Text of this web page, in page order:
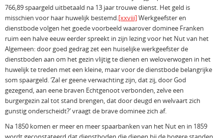
766,89 spaargeld uitbetaald na 13 jaar trouwe dienst. Het geld is
misschien voor haar huwelijk bestemd.[xxviii]Werkgeefster en
dienstbode volgen het goede voorbeeld waarover dominee Franken
ruim een halve eeuw eerder spreekt in zijn lezing voor het Nut van het
Algemeen: door goed gedrag zet een huiselijke werk­geefster de
dienstboden aan om het gezin vlijtig te dienen en weloverwogen in het
huwelijk te treden met een kleine, maar voor de dienstbode belangrijke
som spaargeld. ‘Zal er geene verwachting zijn, dat zij, door God
gezegend, aan eene braven Echtgenoot verbonden, zelve een
burgergezin zal tot stand brengen, dat door deugd en welvaart zich
gunstig onderscheidt?’ vraagt de brave dominee zich af.
Na 1850 komen er meer en meer spaarbanken van het Nut en in 1859